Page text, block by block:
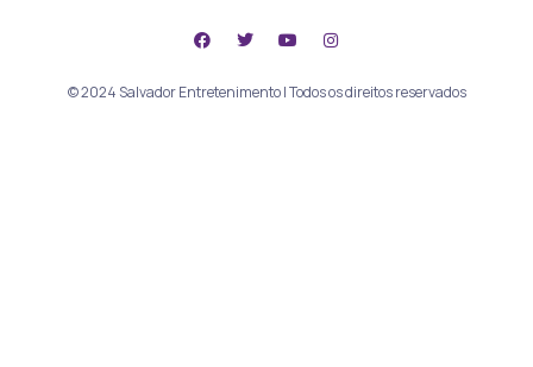
© 2024 Salvador Entretenimento | Todos os direitos reservados